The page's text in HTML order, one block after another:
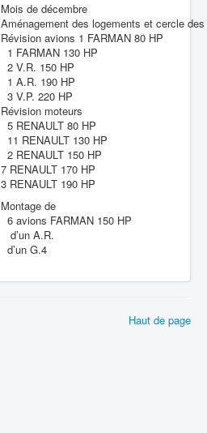
Mois de décembre
Aménagement des logements et cercle
Révision avions 1 FARMAN 80 HP
1 FARMAN 130 HP
2 V.R. 150 HP
1 A.R. 190 HP
3 V.P. 220 HP
Révision moteurs
5 RENAULT 80 HP
11 RENAULT 130 HP
2 RENAULT 150 HP
7 RENAULT 170 HP
3 RENAULT 190 HP
Montage de
6 avions FARMAN 150 HP
d’un A.R.
d’un G.4
Haut de page